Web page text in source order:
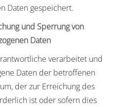
Daten gespeichert.
und Sperrung von
Daten
verarbeitet und
Daten der betroffenen
der zur Erreichung des
ist oder sofern dies